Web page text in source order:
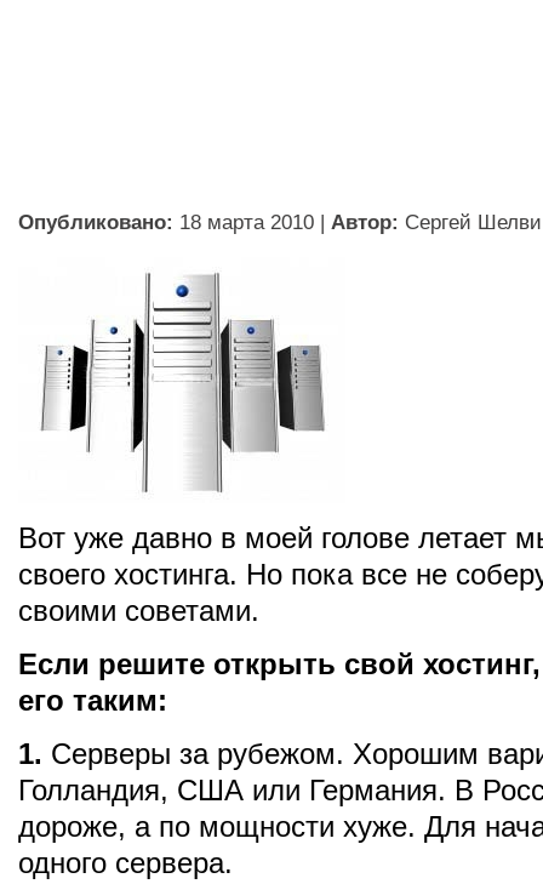
Опубликовано: 18 марта 2010 | Автор: Сергей
Вот уже давно в моей голове летает
своего хостинга. Но пока все не
своими советами.
Если решите открыть свой
его таким:
1. Серверы за рубежом. Хорошим
Голландия, США или Германия. В
дороже, а по мощности хуже. Для
одного сервера.